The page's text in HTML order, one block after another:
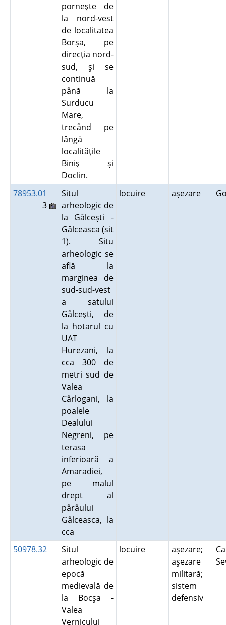
porneşte de
la nord-vest
de localitatea
Borşa, pe
direcţia nord-
sud, şi se
continuă
până la
Surducu
Mare,
trecând pe
lângă
localităţile
Biniş şi
Doclin.
78953.01
3
Situl
arheologic de
la Gâlceşti -
Gâlceasca (sit
1). Situ
arheologic se
află la
marginea de
sud-sud-vest
a satului
Gâlceşti, de
la hotarul cu
UAT
Hurezani, la
cca 300 de
metri sud de
Valea
Cârlogani, la
poalele
Dealului
Negreni, pe
terasa
inferioară a
Amaradiei,
pe malul
drept al
pârâului
Gâlceasca, la
cca
locuire aşezare
50978.32
Situl
arheologic de
epocă
medievală de
la Bocşa -
Valea
Vernicului
locuire
aşezare;
aşezare
militară;
sistem
defensiv